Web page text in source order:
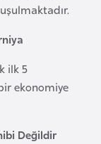
ilk 5
ekonomiye
Değildir